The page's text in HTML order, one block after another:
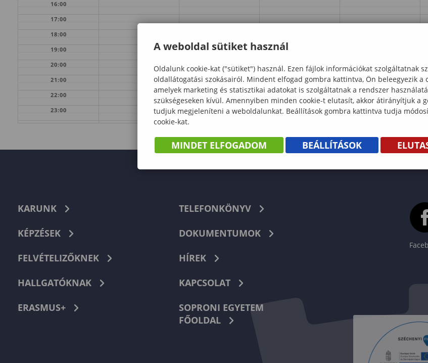
16:00
17:00
18:00
19:00
20:00
21:00
22:00
23:00
KARUNK
KÉPZÉSEK
FELVÉTELIZŐKNEK
HALLGATÓKNAK
ERASMUS+
TELEFONKÖNYV
DOKUMENTUMOK
HÍREK
KAPCSOLAT
SOPRONI EGYETEM
FŐOLDAL
A weboldal sütiket használ
Oldalunk cookie-kat ("sütiket") használ. Ezen fájlok információkat szolgáltatnak
oldallátogatási szokásairól. Mindent elfogad gombra kattintva, Ön beleegyezik a
amelyek marketing és statisztikai adatokat is szolgáltatnak a rendszer
szükségeseken kívül. Amennyiben minden cookie-t elutasít, akkor átirányítjuk a
tudjuk megjeleníteni a weboldalunkat. Beállítások gombra kattintva tudja
cookie-kat.
MINDET ELFOGADOM BEÁLLÍTÁSOK